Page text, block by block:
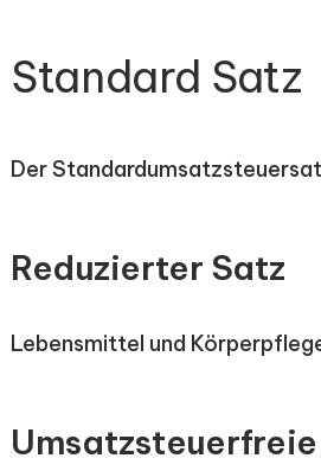
Standard Satz
Der
Reduzierter Satz
Lebensmittel und